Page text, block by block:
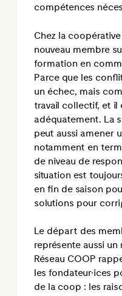
compétences
Chez la
nouveau membre
formation en
Parce que les
un échec, mais
travail collectif, et il
adéquatement. La
peut aussi amener
notamment en
de niveau de
situation est
en fin de saison
solutions pour
Le départ des
représente aussi
Réseau COOP
les fondateur·ices
de la coop : les